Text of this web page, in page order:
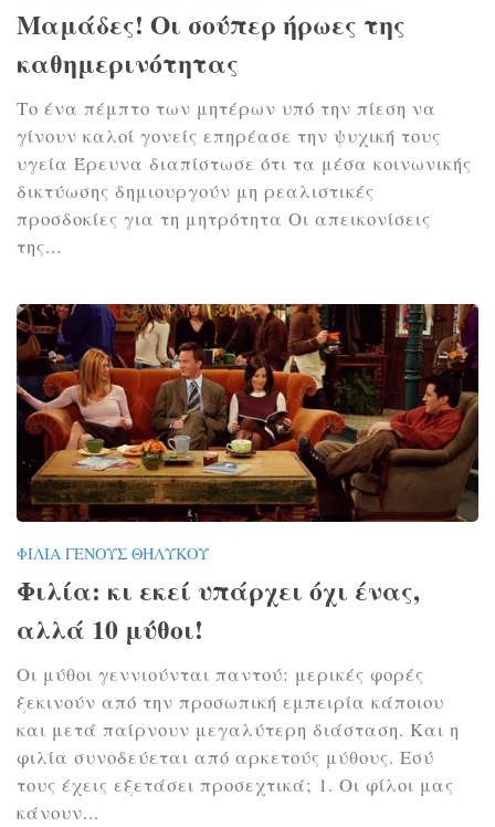
Μαμάδες! Οι σούπερ ήρωες της
καθημερινότητας
Το ένα πέμπτο των μητέρων υπό την πίεση να
γίνουν καλοί γονείς επηρέασε την ψυχική τους
υγεία Έρευνα διαπίστωσε ότι τα μέσα κοινωνικής
δικτύωσης δημιουργούν μη ρεαλιστικές
προσδοκίες για τη μητρότητα Οι απεικονίσεις
της...
ΦΙΛΊΑ ΓΈΝΟΥΣ ΘΗΛΥΚΟΎ
Φιλία: κι εκεί υπάρχει όχι ένας,
αλλά 10 μύθοι!
Οι μύθοι γεννιούνται παντού: μερικές φορές
ξεκινούν από την προσωπική εμπειρία κάποιου
και μετά παίρνουν μεγαλύτερη διάσταση. Και η
φιλία συνοδεύεται από αρκετούς μύθους. Εσύ
τους έχεις εξετάσει προσεχτικά; 1. Οι φίλοι μας
κάνουν...